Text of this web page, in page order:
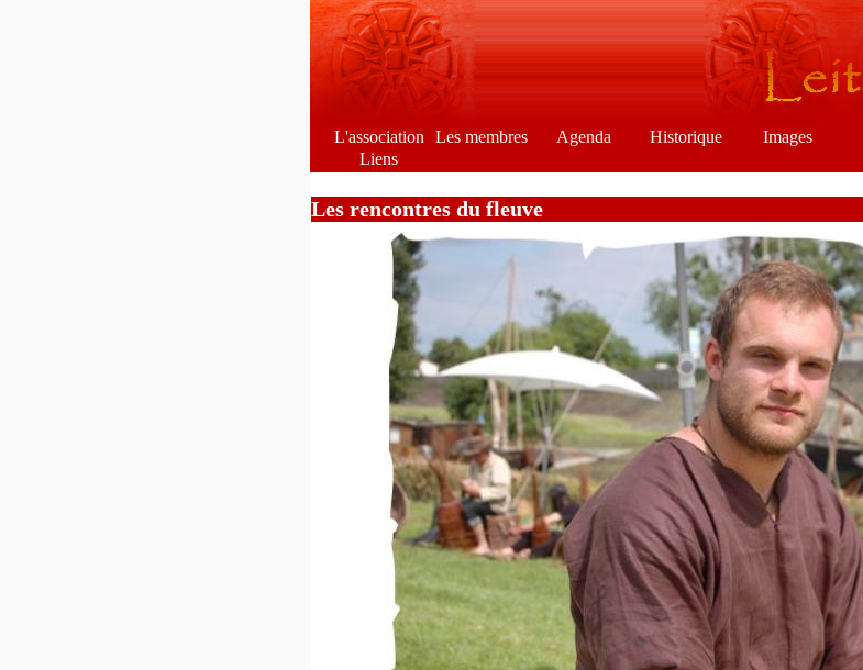
L'association Les membres Agenda Historique Images
Liens
Les rencontres du fleuve